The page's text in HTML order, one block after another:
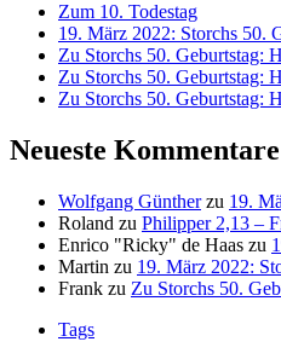
Zum 10. Todestag
19. März 2022: Storchs 50.
Zu Storchs 50. Geburtstag:
Zu Storchs 50. Geburtstag:
Zu Storchs 50. Geburtstag:
Neueste Kommentare
Wolfgang Güntherzu 19.
Roland zu Philipper 2,13 –
Enrico "Ricky" de Haas zu
Martin zu 19. März 2022:
Frank zu Zu Storchs 50.
Tags